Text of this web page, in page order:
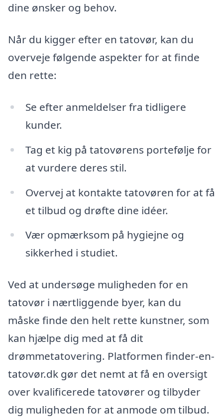
dine ønsker og behov.
Når du kigger efter en tatovør, kan du
overveje følgende aspekter for at finde
den rette:
Se efter anmeldelser fra tidligere
kunder.
Tag et kig på tatovørens portefølje for
at vurdere deres stil.
Overvej at kontakte tatovøren for at få
et tilbud og drøfte dine idéer.
Vær opmærksom på hygiejne og
sikkerhed i studiet.
Ved at undersøge muligheden for en
tatovør i nærtliggende byer, kan du
måske finde den helt rette kunstner, som
kan hjælpe dig med at få dit
drømmetatovering. Platformen finder-en-
tatovør.dk gør det nemt at få en oversigt
over kvalificerede tatovører og tilbyder
dig muligheden for at anmode om tilbud.